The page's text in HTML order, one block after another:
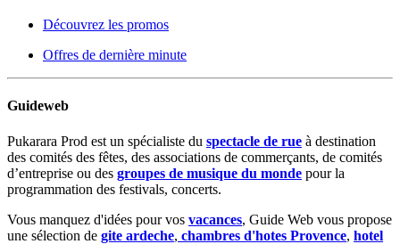
Découvrez les promos
Offres de dernière minute
Guideweb
Pukarara Prod est un spécialiste du spectacle de rue à destination
des comités des fêtes, des associations de commerçants, de comités
d’entreprise ou des groupes de musique du monde pour la
programmation des festivals, concerts.
Vous manquez d'idées pour vos vacances, Guide Web vous propose
une sélection de gite ardeche, chambres d'hotes Provence, hotel